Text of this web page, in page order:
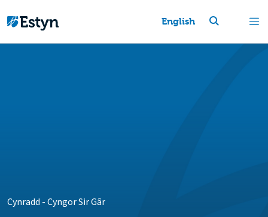
English
Cynradd -Cyngor Sir Gâr